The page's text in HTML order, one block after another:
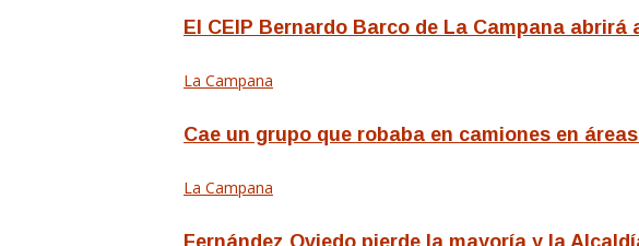
El CEIP Bernardo Barco de La Campana abrirá
La Campana
Cae un grupo que robaba en camiones en
La Campana
Fernández Oviedo pierde la mayoría y la